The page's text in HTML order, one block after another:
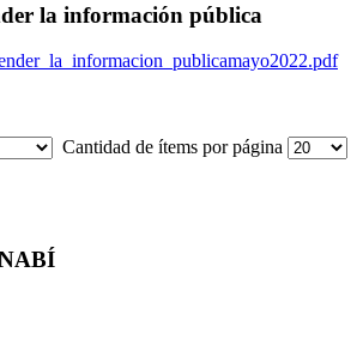
la información pública
Cantidad de ítems por página